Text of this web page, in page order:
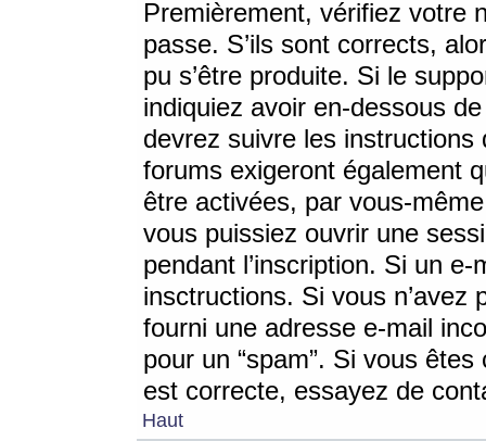
Premièrement, vérifiez votre
passe. S’ils sont corrects,
pu s’être produite. Si le
indiquiez avoir en-dessous
devrez suivre les
forums exigeront également
être activées, par vous-
vous puissiez ouvrir une
pendant l’inscription. Si un
insctructions. Si vous n’avez
fourni une adresse e-mail
pour un “spam”. Si vous
est correcte, essayez de
Haut